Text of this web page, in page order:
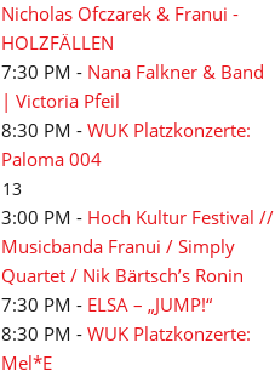
Nicholas Ofczarek & Franui -
HOLZFÄLLEN
7:30 PM - Nana Falkner & Band
| Victoria Pfeil
8:30 PM - WUK Platzkonzerte:
Paloma 004
13
3:00 PM - Hoch Kultur Festival //
Musicbanda Franui / Simply
Quartet / Nik Bärtsch’s Ronin
7:30 PM - ELSA – „JUMP!“
8:30 PM - WUK Platzkonzerte:
Mel*E